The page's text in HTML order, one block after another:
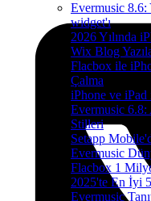
Evermusic 8.6:
widget'ı
2026 Yılında
Wix Blog
Flacbox ile
Çalma
iPhone ve
Evermusic
Stilleri
Setapp
Evermusic
Flacbox 1
2025'te En İyi
Evermusic